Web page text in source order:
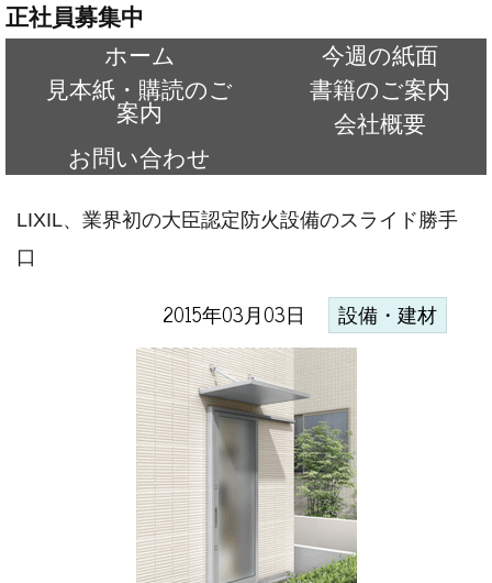
正社員募集中
ホーム
今週の紙面
見本紙・購読のご
案内
書籍のご案内
会社概要
お問い合わせ
LIXIL、業界初の大臣認定防火設備のスライド勝手
口
2015年03月03日 設備・建材